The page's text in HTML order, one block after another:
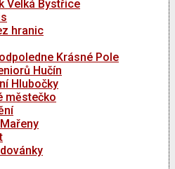
Velká Bystřice
hranic
Krásné Pole
Hučín
Hlubočky
městečko